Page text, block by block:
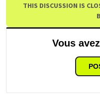
THIS DISCUSSION IS
Vous